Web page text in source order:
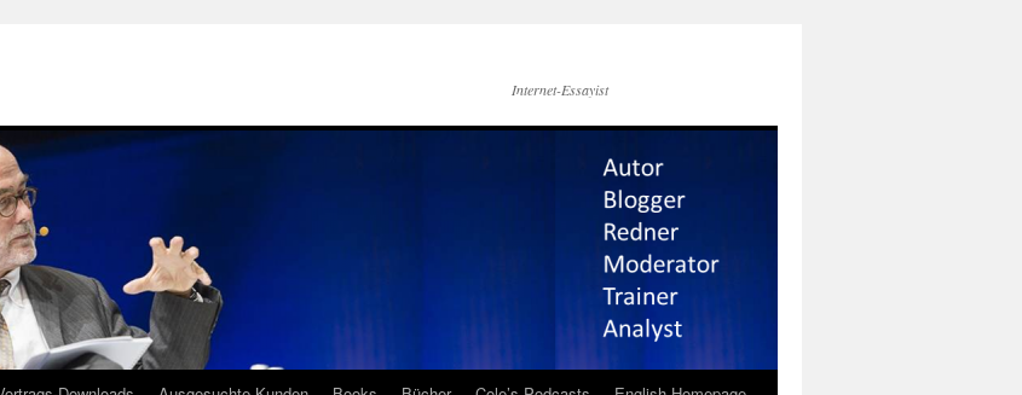
Internet-Essayist